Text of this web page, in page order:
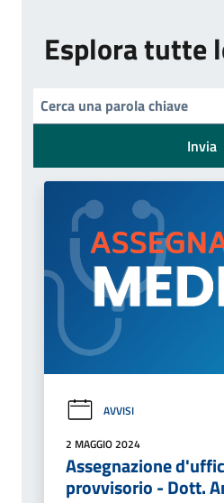
Esplora tutte
Invia
AVVISI
2 MAGGIO 2024
Assegnazione
provvisorio - Dott.